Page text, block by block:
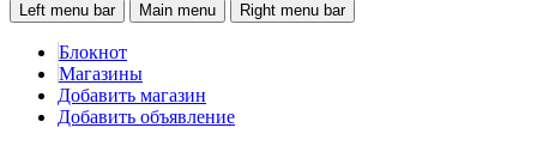
Left menu bar Main menu Right menu bar
Блокнот
Магазины
Добавить магазин
Добавить объявление